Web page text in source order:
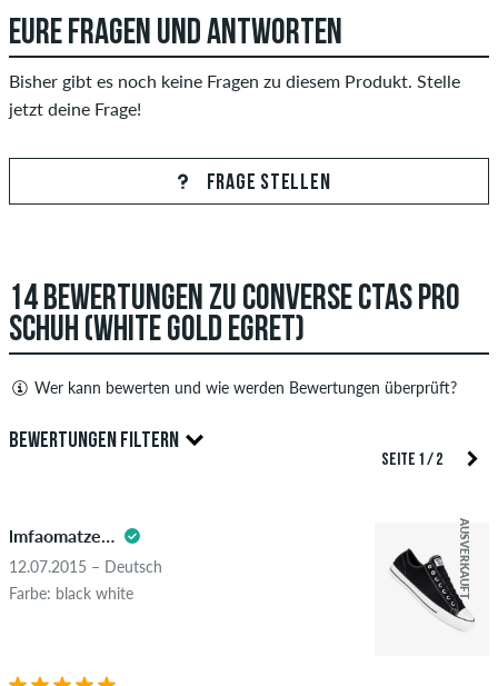
EURE FRAGEN UND ANTWORTEN
Bisher gibt es noch keine Fragen zu diesem Produkt. Stelle
jetzt deine Frage!
FRAGE STELLEN
14 BEWERTUNGEN ZU CONVERSE CTAS PRO
SCHUH (WHITE GOLD EGRET)
Wer kann bewerten und wie werden Bewertungen überprüft?
Bewertungen abgeben. Diese werden erst nach unserer
beleidigenden oder obszönen Inhalten sowie Bewertungen,
die geltendes Recht oder Urheberrechte verletzen oder Spam
und Fremdwerbung enthalten, werden nicht veröffentlicht.
Die Sternebewertung des Artikels ist der Durchschnitt aller
BEWERTUNGEN FILTERN
5.0
SEITE 1 / 2
12.07.2015 – Deutsch
Farbe: black white
AUSVERKAUFT